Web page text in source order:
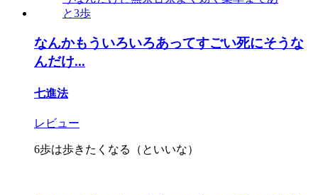
なんかもういろいろあってすごい死にそうな
んだけ...
七進法
レビュー
6歩は歩きたくなる（といいな）